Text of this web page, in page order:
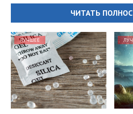
ЧИТАТЬ
ЛУЧШЕЕ